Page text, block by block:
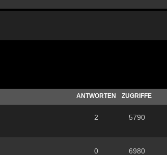
ANTWORTEN ZUGRIFFE
2 5790
0 6980